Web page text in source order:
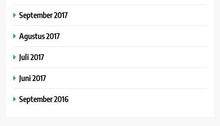
September 2017
Agustus 2017
Juli 2017
Juni 2017
September 2016